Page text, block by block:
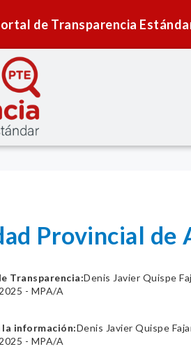
de Transparencia
Provincial de
Transparencia:Denis Javier Quispe
- MPA/A
la información:Denis Javier Quispe
- MPA/A